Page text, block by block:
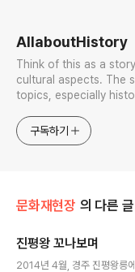
AllaboutHistory
Think of this as a
cultural aspects. The
topics, especially
approach will be to
generalized viewpoint
구독하기
문화재현장 의 다른 글
진평왕 꼬나보며
2014년 4월, 경주 진평왕릉